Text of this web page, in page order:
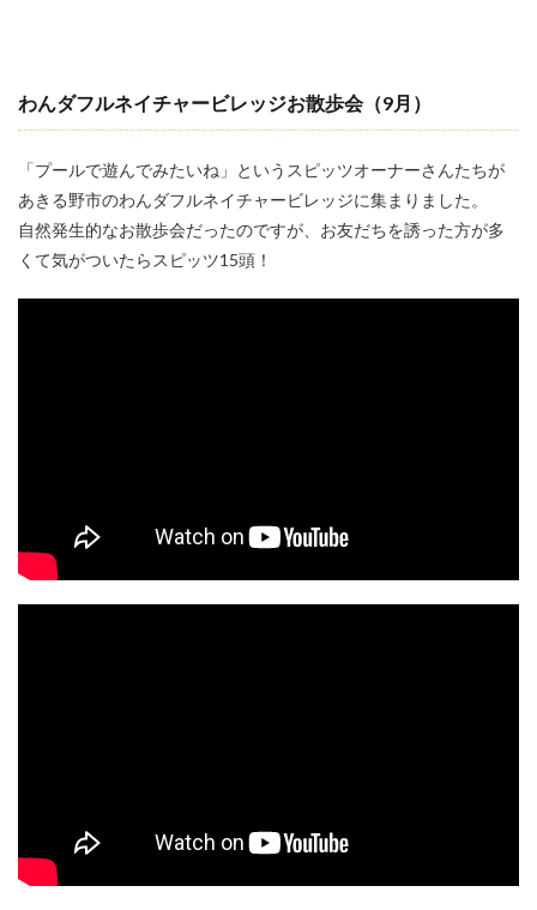
わんダフルネイチャービレッジお散歩会（9月）
「プールで遊んでみたいね」というスピッツオーナーさんたちが
あきる野市のわんダフルネイチャービレッジに集まりました。
自然発生的なお散歩会だったのですが、お友だちを誘った方が多
くて気がついたらスピッツ15頭！